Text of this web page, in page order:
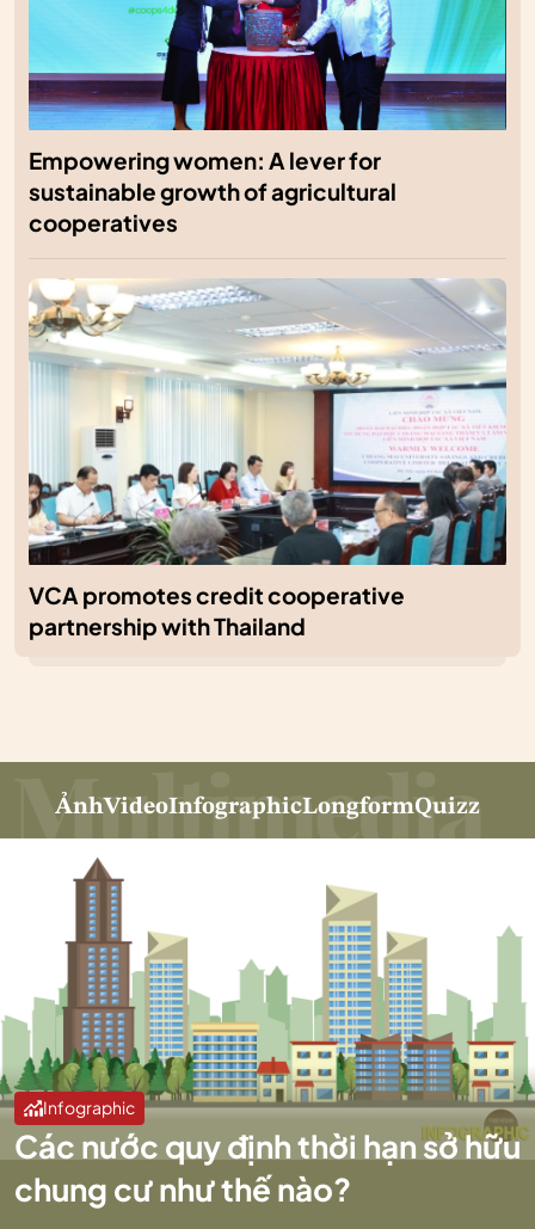
Empowering women: A lever for
sustainable growth of agricultural
cooperatives
VCA promotes credit cooperative
partnership with Thailand
ẢnhVideoInfographicLongformQuizz
Infographic
Các nước quy định thời hạn sở hữu
chung cư như thế nào?